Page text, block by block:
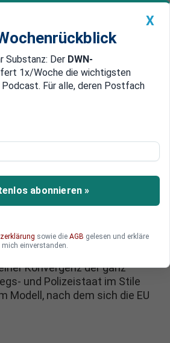
DWN: Geldanlage Premium
DWN-Magazin China
Werte: Angela
die EU
war ein Tiefpunkt der
Krieg in Syrien wurde als
Konvergenz der ganz
und Polizeistaat im Stile
Modell, nach dem sich die EU
X
Substanz: Der DWN-
1x/Woche die wichtigsten
Für alle, deren Postfach
abonnieren »
sowie die AGB gelesen und erkläre
mich einverstanden.